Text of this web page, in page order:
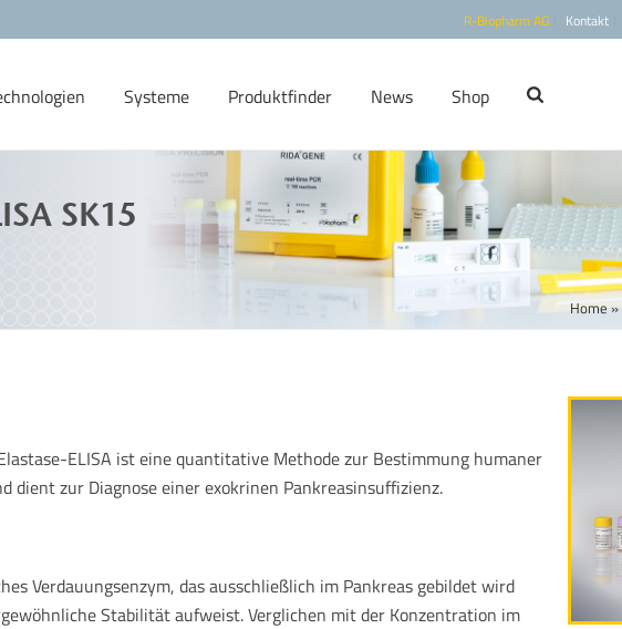
R-Biopharm AG Kontakt
Systeme Produktfinder News Shop
SK15
Home »
ELISA ist eine quantitative Methode zur Bestimmung humaner
dient zur Diagnose einer exokrinen Pankreasinsuffizienz.
Verdauungsenzym, das ausschließlich im Pankreas gebildet wird
Stabilität aufweist. Verglichen mit der Konzentration im